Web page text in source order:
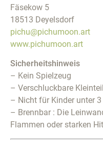
Fäsekow 5
18513 Deyelsdorf
pichu@pichumoon.art
www.pichumoon.art
Sicherheitshinweis
– Kein Spielzeug
– Verschluckbare
– Nicht für Kinder unter
– Brennbar : Die
Flammen oder starken